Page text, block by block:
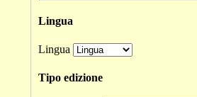
Lingua
Lingua
Tipo edizione